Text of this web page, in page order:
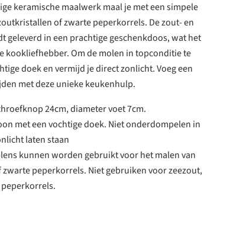
keramische maalwerk maal je met een simpele
of zwarte peperkorrels. De zout- en
geleverd in een prachtige geschenkdoos, wat het
kookliefhebber. Om de molen in topconditie te
doek en vermijd je direct zonlicht. Voeg een
met deze unieke keukenhulp.
24cm, diameter voet 7cm.
met een vochtige doek. Niet onderdompelen in
laten staan
kunnen worden gebruikt voor het malen van
peperkorrels. Niet gebruiken voor zeezout,